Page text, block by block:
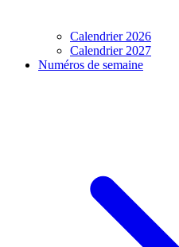
Calendrier 2026
Calendrier 2027
Numéros de semaine